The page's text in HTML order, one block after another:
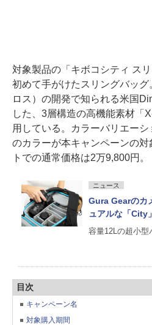
対象製品の「キボコシティ ス
初めて手がけたスリングバッ
ロス）の開発で知られる米国
した、3層構造の高機能素材「
用している。カラーバリエー
のカラーが本キャンペーンの
トでの通常価格は2万9,800円。
ニュース
Gura Gearのカ
ュアルな「City
容量12Lの超小型
目次
キャンペーン名
対象購入期間